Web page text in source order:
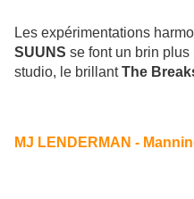
Les expérimentations
SUUNS se font un brin
studio, le brillantThe
MJ LENDERMAN -